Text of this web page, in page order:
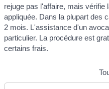
rejuge pas l'affaire, mais vérifie
appliquée. Dans la plupart des
2 mois. L'assistance d'un
particulier. La procédure est
certains frais.